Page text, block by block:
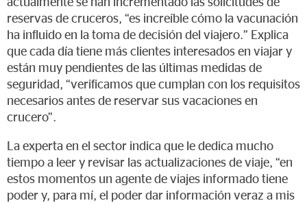
actualmente se han incrementado las solicitudes de
reservas de cruceros, “es increíble cómo la vacunación
ha influido en la toma de decisión del viajero.” Explica
que cada día tiene más clientes interesados en viajar y
están muy pendientes de las últimas medidas de
seguridad, “verificamos que cumplan con los requisitos
necesarios antes de reservar sus vacaciones en
crucero”.
La experta en el sector indica que le dedica mucho
tiempo a leer y revisar las actualizaciones de viaje, “en
estos momentos un agente de viajes informado tiene
poder y, para mí, el poder dar información veraz a mis